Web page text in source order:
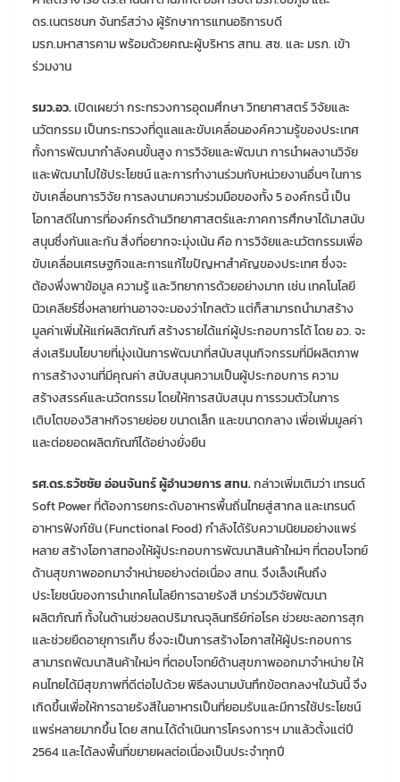
ดร.เนตรชนก จันทร์สว่าง ผู้รักษาการแทนอธิการบดี
มรภ.มหาสารคาม พร้อมด้วยคณะผู้บริหาร สทน. สซ. และ มรภ. เข้า
ร่วมงาน
รมว.อว.เปิดเผยว่า กระทรวงการอุดมศึกษา วิทยาศาสตร์ วิจัยและ
นวัตกรรม เป็นกระทรวงที่ดูแลและขับเคลื่อนองค์ความรู้ของประเทศ
ทั้งการพัฒนากำลังคนขั้นสูง การวิจัยและพัฒนา การนำผลงานวิจัย
และพัฒนาไปใช้ประโยชน์ และการทำงานร่วมกับหน่วยงานอื่นๆ ในการ
ขับเคลื่อนการวิจัย การลงนามความร่วมมือของทั้ง 5 องค์กรนี้ เป็น
โอกาสดีในการที่องค์กรด้านวิทยาศาสตร์และภาคการศึกษาได้มาสนับ
สนุนซึ่งกันและกัน สิ่งที่อยากจะมุ่งเน้น คือ การวิจัยและนวัตกรรมเพื่อ
ขับเคลื่อนเศรษฐกิจและการแก้ไขปัญหาสำคัญของประเทศ ซึ่งจะ
ต้องพึ่งพาข้อมูล ความรู้ และวิทยาการด้วยอย่างมาก เช่น เทคโนโลยี
นิวเคลียร์ซึ่งหลายท่านอาจจะมองว่าไกลตัว แต่ก็สามารถนำมาสร้าง
มูลค่าเพิ่มให้แก่ผลิตภัณฑ์ สร้างรายได้แก่ผู้ประกอบการได้ โดย อว. จะ
ส่งเสริมนโยบายที่มุ่งเน้นการพัฒนาที่สนับสนุนกิจกรรมที่มีผลิตภาพ
การสร้างงานที่มีคุณค่า สนับสนุนความเป็นผู้ประกอบการ ความ
สร้างสรรค์และนวัตกรรม โดยให้การสนับสนุน การรวมตัวในการ
เติบโตของวิสาหกิจรายย่อย ขนาดเล็ก และขนาดกลาง เพื่อเพิ่มมูลค่า
และต่อยอดผลิตภัณฑ์ได้อย่างยั่งยืน
รศ.ดร.ธวัชชัย อ่อนจันทร์ ผู้อำนวยการ สทน.กล่าวเพิ่มเติมว่า เทรนด์
Soft Power ที่ต้องการยกระดับอาหารพื้นถิ่นไทยสู่สากล และเทรนด์
อาหารฟังก์ชัน (Functional Food) กำลังได้รับความนิยมอย่างแพร่
หลาย สร้างโอกาสทองให้ผู้ประกอบการพัฒนาสินค้าใหม่ๆ ที่ตอบโจทย์
ด้านสุขภาพออกมาจำหน่ายอย่างต่อเนื่อง สทน. จึงเล็งเห็นถึง
ประโยชน์ของการนำเทคโนโลยีการฉายรังสี มาร่วมวิจัยพัฒนา
ผลิตภัณฑ์ ทั้งในด้านช่วยลดปริมาณจุลินทรีย์ก่อโรค ช่วยชะลอการสุก
และช่วยยืดอายุการเก็บ ซึ่งจะเป็นการสร้างโอกาสให้ผู้ประกอบการ
สามารถพัฒนาสินค้าใหม่ๆ ที่ตอบโจทย์ด้านสุขภาพออกมาจำหน่าย ให้
คนไทยได้มีสุขภาพที่ดีต่อไปด้วย พิธีลงนามบันทึกข้อตกลงฯในวันนี้ จึง
เกิดขึ้นเพื่อให้การฉายรังสีในอาหารเป็นที่ยอมรับและมีการใช้ประโยชน์
แพร่หลายมากขึ้น โดย สทน.ได้ดำเนินการโครงการฯ มาแล้วตั้งแต่ปี
2564 และได้ลงพื้นที่ขยายผลต่อเนื่องเป็นประจำทุกปี